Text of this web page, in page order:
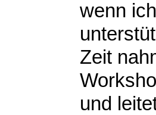
wenn
Zeit
und